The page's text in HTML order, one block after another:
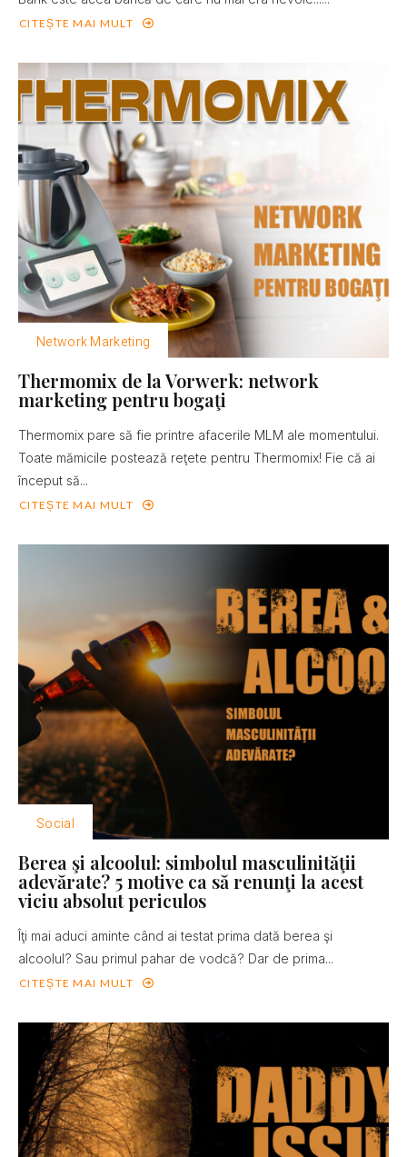
CITEȘTE MAI MULT
Network Marketing
Thermomix de la Vorwerk: network
marketing pentru bogaţi
Thermomix pare să fie printre afacerile MLM ale momentului.
Toate mămicile postează reţete pentru Thermomix! Fie că ai
început să...
CITEȘTE MAI MULT
Social
Berea şi alcoolul: simbolul masculinităţii
adevărate? 5 motive ca să renunţi la acest
viciu absolut periculos
Îţi mai aduci aminte când ai testat prima dată berea şi
alcoolul? Sau primul pahar de vodcă? Dar de prima...
CITEȘTE MAI MULT